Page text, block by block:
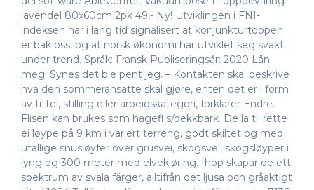
lavendel 80x60cm 2pk 49,- Ny! Utviklingen i FNI-
indeksen har i lang tid signalisert at konjunkturtoppen
er bak oss, og at norsk økonomi har utviklet seg svakt
under trend. Språk: Fransk Publiseringsår: 2020 Lån
meg! Synes det ble pent jeg. – Kontakten skal beskrive
hva den sommeransatte skal gjøre, enten det er i form
av tittel, stilling eller arbeidskategori, forklarer Endre.
Flisen kan brukes som hageflis/dekkbark. De la til rette
ei løype på 9 km i variert terreng, godt skiltet og med
utallige snusløyfer over grusvei, skogsvei, skogsløyper i
lyng og 300 meter med elvekjøring. Ihop skapar de ett
spektrum av svala färger, alltifrån det ljusa och gråaktigt